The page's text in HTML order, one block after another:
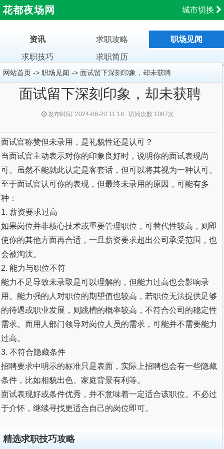
城市切换
花都夜场网
资讯 求职攻略 职场见闻
求职技巧 求职简历
网站首页 -> 职场见闻 -> 面试留下深刻印象，却未获聘
面试留下深刻印象，却未获聘
发布时间: 2024-06-20 11:18 访问次数:1087次
面试官称赞但未录用，是礼貌性还是认可？
当面试官主动表示对你的印象良好时，说明你的面试表现尚
可。虽然不能就此认定是客套话，但可以将其视为一种认可。
至于面试官认可你的表现，但最终未录用的原因，可能有多
种：
1. 薪资要求过高
如果岗位并非核心技术或重要管理职位，可替代性较高，则即
使你的其他方面再合适，一旦薪资要求超出公司承受范围，也
会被淘汰。
2. 能力与职位不符
能力不足导致未录取是可以理解的，但能力过高也会影响录
用。能力强的人对职位的期望值也较高，若职位无法提供足够
的待遇或职业发展，则跳槽的概率较高，不符合公司的稳定性
需求。而用人部门领导对岗位人员的需求，可能并不需要能力
过高。
3. 不符合隐藏条件
招聘要求中明示的标准只是表面，实际上招聘也会有一些隐藏
条件，比如相貌出色、家庭背景有利等。
面试表现好或条件优秀，并不意味着一定适合该职位。不必过
于介怀，继续寻找更适合自己的岗位即可。
精选求职技巧攻略